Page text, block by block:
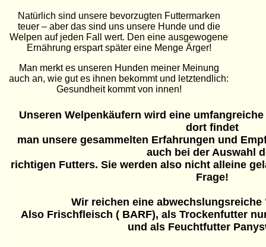
Natürlich sind unsere bevorzugten Futtermarken
teuer – aber das sind uns unsere Hunde und die
Welpen auf jeden Fall wert. Den eine ausgewogene
Ernährung erspart später eine Menge Ärger!
Man merkt es unseren Hunden meiner Meinung
auch an, wie gut es ihnen bekommt und letztendlich:
Gesundheit kommt von innen!
Unseren Welpenkäufern wird eine
dort findet
man unsere gesammelten Erfahrungen und
auch bei der Auswahl
richtigen Futters. Sie werden also nicht alleine
Frage!
Wir reichen eine
Also Frischfleisch ( BARF), als Trockenfutter
und als Feuchtfutter